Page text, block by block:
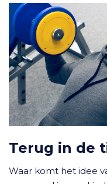
Terug in de
Waar komt het idee